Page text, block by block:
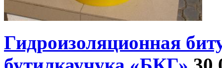
Гидроизоляционная